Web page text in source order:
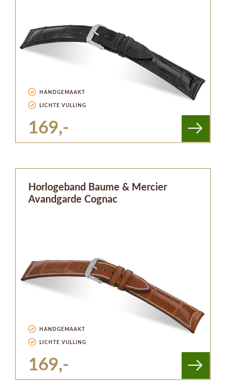
HANDGEMAAKT
LICHTE VULLING
169,-
Horlogeband Baume & Mercier
Avandgarde Cognac
HANDGEMAAKT
LICHTE VULLING
169,-